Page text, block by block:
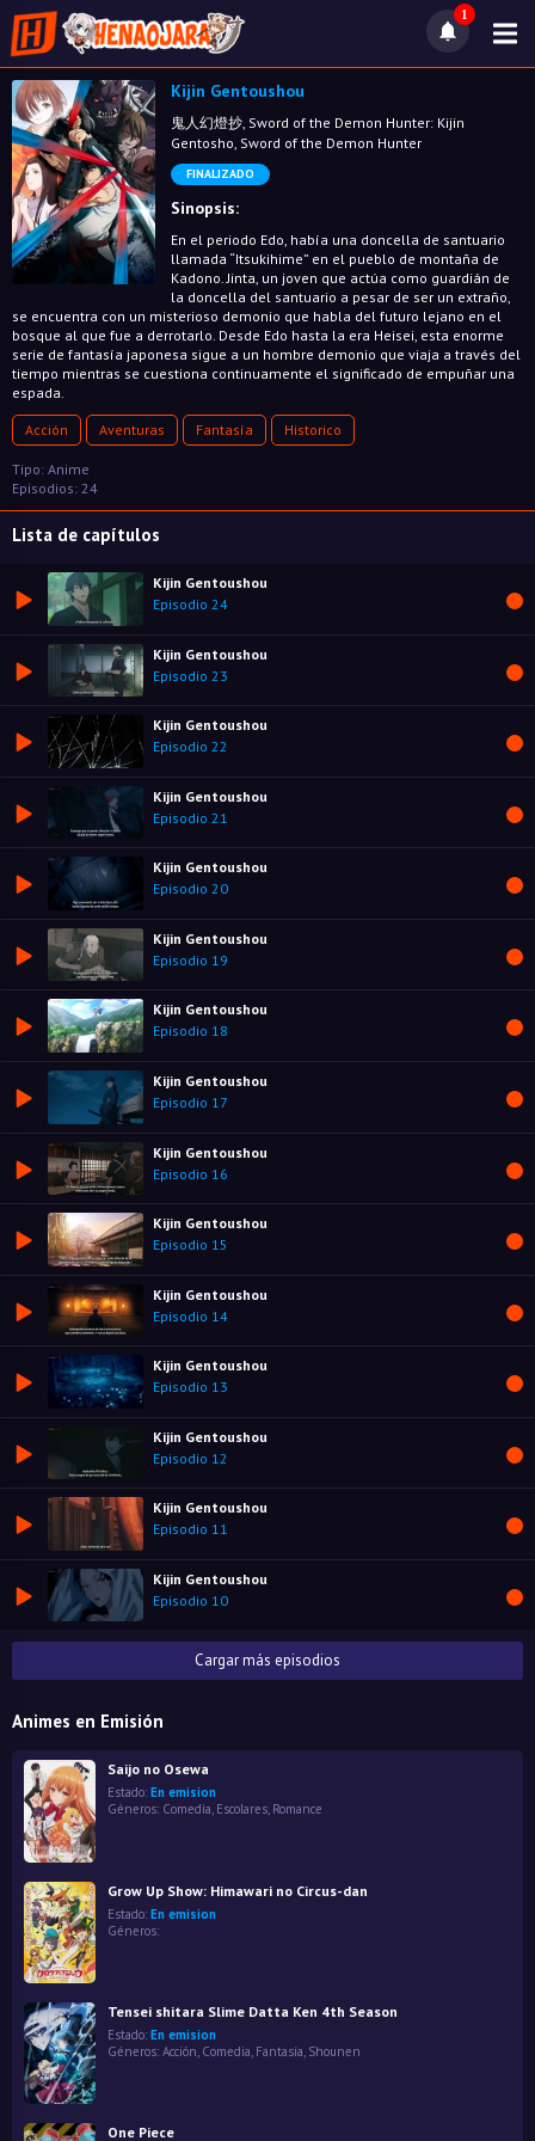
1
Kijin Gentoushou
鬼人幻燈抄, Sword of the Demon Hunter: Kijin
Gentosho, Sword of the Demon Hunter
FINALIZADO
Sinopsis:
En el periodo Edo, había una doncella de santuario
llamada “Itsukihime” en el pueblo de montaña de
Kadono. Jinta, un joven que actúa como guardián de
la doncella del santuario a pesar de ser un extraño,
se encuentra con un misterioso demonio que habla del futuro lejano en el
bosque al que fue a derrotarlo. Desde Edo hasta la era Heisei, esta enorme
serie de fantasía japonesa sigue a un hombre demonio que viaja a través del
tiempo mientras se cuestiona continuamente el significado de empuñar una
espada.
Acción Aventuras Fantasía Historico
Tipo: Anime
Episodios: 24
Lista de capítulos
Kijin Gentoushou
Episodio 24
Kijin Gentoushou
Episodio 23
Kijin Gentoushou
Episodio 22
Kijin Gentoushou
Episodio 21
Kijin Gentoushou
Episodio 20
Kijin Gentoushou
Episodio 19
Kijin Gentoushou
Episodio 18
Kijin Gentoushou
Episodio 17
Kijin Gentoushou
Episodio 16
Kijin Gentoushou
Episodio 15
Kijin Gentoushou
Episodio 14
Kijin Gentoushou
Episodio 13
Kijin Gentoushou
Episodio 12
Kijin Gentoushou
Episodio 11
Kijin Gentoushou
Episodio 10
Cargar más episodios
Animes en Emisión
Saijo no Osewa
Estado: En emision
Géneros: Comedia, Escolares, Romance
Grow Up Show: Himawari no Circus-dan
Estado: En emision
Géneros:
Tensei shitara Slime Datta Ken 4th Season
Estado: En emision
Géneros: Acción, Comedia, Fantasía, Shounen
One Piece